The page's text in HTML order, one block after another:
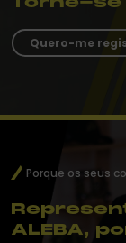
Quero-me
Porque os seus
ALEBA,